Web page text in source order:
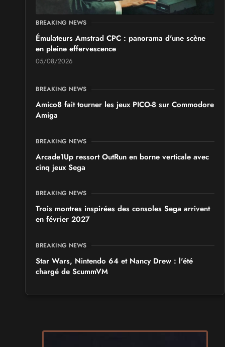
BREAKING NEWS
Émulateurs Amstrad CPC : panorama d'une scène
en pleine effervescence
05/08/2026
BREAKING NEWS
Amico8 fait tourner les jeux PICO-8 sur Commodore
Amiga
BREAKING NEWS
Arcade1Up ressort OutRun en borne verticale avec
cinq jeux Sega
BREAKING NEWS
Trois montres inspirées des consoles Sega arrivent
en février 2027
BREAKING NEWS
Star Wars, Nintendo 64 et Nancy Drew : l'été
chargé de ScummVM